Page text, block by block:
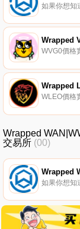
Wrapped
Wrapped
交易所 (00)
Wrapped